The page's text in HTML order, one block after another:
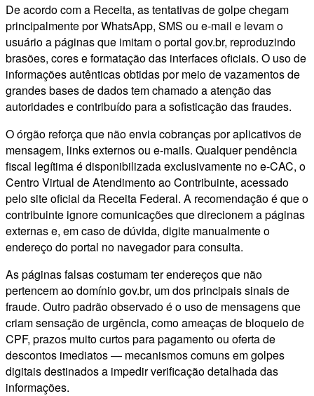
De acordo com a Receita, as tentativas de golpe chegam
principalmente por WhatsApp, SMS ou e-mail e levam o
usuário a páginas que imitam o portal gov.br, reproduzindo
brasões, cores e formatação das interfaces oficiais. O uso de
informações autênticas obtidas por meio de vazamentos de
grandes bases de dados tem chamado a atenção das
autoridades e contribuído para a sofisticação das fraudes.
O órgão reforça que não envia cobranças por aplicativos de
mensagem, links externos ou e-mails. Qualquer pendência
fiscal legítima é disponibilizada exclusivamente no e-CAC, o
Centro Virtual de Atendimento ao Contribuinte, acessado
pelo site oficial da Receita Federal. A recomendação é que o
contribuinte ignore comunicações que direcionem a páginas
externas e, em caso de dúvida, digite manualmente o
endereço do portal no navegador para consulta.
As páginas falsas costumam ter endereços que não
pertencem ao domínio gov.br, um dos principais sinais de
fraude. Outro padrão observado é o uso de mensagens que
criam sensação de urgência, como ameaças de bloqueio de
CPF, prazos muito curtos para pagamento ou oferta de
descontos imediatos — mecanismos comuns em golpes
digitais destinados a impedir verificação detalhada das
informações.